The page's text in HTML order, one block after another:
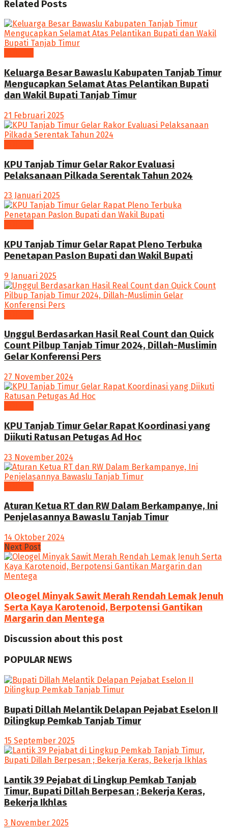
Related Posts
Keluarga Besar Bawaslu Kabupaten Tanjab Timur
Mengucapkan Selamat Atas Pelantikan Bupati
dan Wakil Bupati Tanjab Timur
21 Februari 2025
KPU Tanjab Timur Gelar Rakor Evaluasi
Pelaksanaan Pilkada Serentak Tahun 2024
23 Januari 2025
KPU Tanjab Timur Gelar Rapat Pleno Terbuka
Penetapan Paslon Bupati dan Wakil Bupati
9 Januari 2025
Unggul Berdasarkan Hasil Real Count dan Quick
Count Pilbup Tanjab Timur 2024, Dillah-Muslimin
Gelar Konferensi Pers
27 November 2024
KPU Tanjab Timur Gelar Rapat Koordinasi yang
Diikuti Ratusan Petugas Ad Hoc
23 November 2024
Aturan Ketua RT dan RW Dalam Berkampanye, Ini
Penjelasannya Bawaslu Tanjab Timur
14 Oktober 2024
Next Post
Oleogel Minyak Sawit Merah Rendah Lemak Jenuh
Serta Kaya Karotenoid, Berpotensi Gantikan
Margarin dan Mentega
Discussion about this post
POPULAR NEWS
Bupati Dillah Melantik Delapan Pejabat Eselon II
Dilingkup Pemkab Tanjab Timur
15 September 2025
Lantik 39 Pejabat di Lingkup Pemkab Tanjab
Timur, Bupati Dillah Berpesan ; Bekerja Keras,
Bekerja Ikhlas
3 November 2025